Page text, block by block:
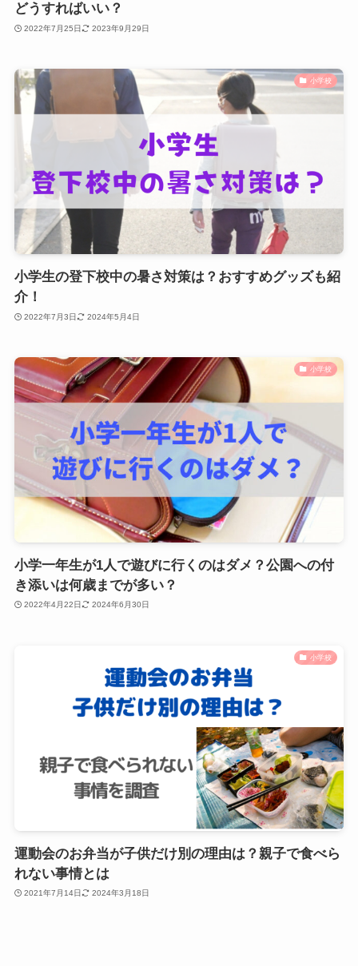
どうすればいい？
2022年7月25日 2023年9月29日
小学校
小学生の登下校中の暑さ対策は？おすすめグッズも紹
介！
2022年7月3日 2024年5月4日
小学校
小学一年生が1人で遊びに行くのはダメ？公園への付
き添いは何歳までが多い？
2022年4月22日 2024年6月30日
小学校
運動会のお弁当が子供だけ別の理由は？親子で食べら
れない事情とは
2021年7月14日 2024年3月18日